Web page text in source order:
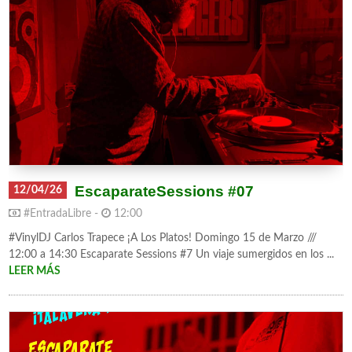
12/04/26 EscaparateSessions #07
#EntradaLibre - 12:00
#VinylDJ Carlos Trapece ¡A Los Platos! Domingo 15 de Marzo ///
12:00 a 14:30 Escaparate Sessions #7 Un viaje sumergidos en los ...
LEER MÁS